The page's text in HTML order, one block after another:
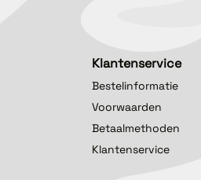
Klantenservice
Bestelinformatie
Voorwaarden
Betaalmethoden
Klantenservice